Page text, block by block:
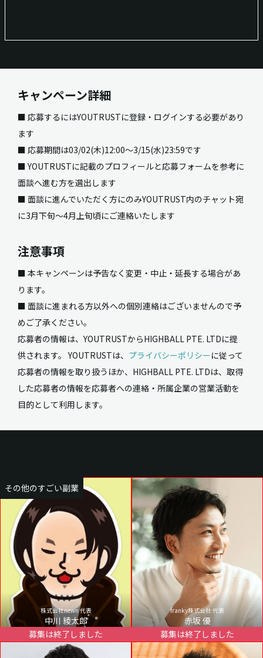
キャンペーン詳細
■ 応募するにはYOUTRUSTに登録・ログインする必要があり
ます
■ 応募期間は03/02(木)12:00〜3/15(水)23:59です
■ YOUTRUSTに記載のプロフィールと応募フォームを参考に
面談へ進む方を選出します
■ 面談に進んでいただく方にのみYOUTRUST内のチャット宛
に3月下旬～4月上旬頃にご連絡いたします
注意事項
■ 本キャンペーンは予告なく変更・中止・延長する場合があ
ります。
■ 面談に進まれる方以外への個別連絡はございませんので予
めご了承ください。
応募者の情報は、YOUTRUSTからHIGHBALL PTE. LTDに提
供されます。 YOUTRUSTは、 プライバシーポリシーに従って
応募者の情報を取り扱うほか、HIGHBALL PTE. LTDは、取得
した応募者の情報を応募者への連絡・所属企業の営業活動を
目的として利用します。
その他のすごい副業
株式会社newn 代表
中川 綾太郎
募集は終了しました
franky株式会社 代表
赤坂 優
募集は終了しました